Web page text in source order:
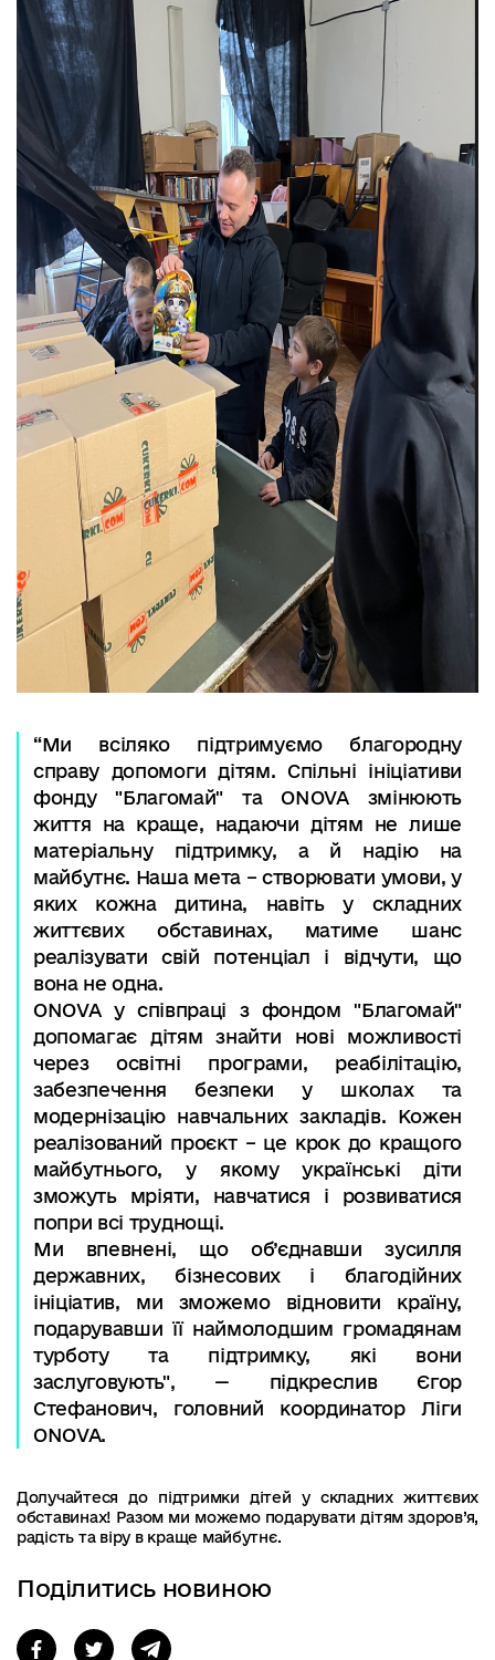
“Ми всіляко підтримуємо благородну
справу допомоги дітям. Спільні ініціативи
фонду "Благомай" та ONOVA змінюють
життя на краще, надаючи дітям не лише
матеріальну підтримку, а й надію на
майбутнє. Наша мета – створювати умови, у
яких кожна дитина, навіть у складних
життєвих обставинах, матиме шанс
реалізувати свій потенціал і відчути, що
вона не одна.
ONOVA у співпраці з фондом "Благомай"
допомагає дітям знайти нові можливості
через освітні програми, реабілітацію,
забезпечення безпеки у школах та
модернізацію навчальних закладів. Кожен
реалізований проєкт – це крок до кращого
майбутнього, у якому українські діти
зможуть мріяти, навчатися і розвиватися
попри всі труднощі.
Ми впевнені, що об’єднавши зусилля
державних, бізнесових і благодійних
ініціатив, ми зможемо відновити країну,
подарувавши її наймолодшим громадянам
турботу та підтримку, які вони
заслуговують", — підкреслив Єгор
Стефанович, головний координатор Ліги
ONOVA.
Долучайтеся до підтримки дітей у складних життєвих
обставинах! Разом ми можемо подарувати дітям здоров’я,
радість та віру в краще майбутнє.
Поділитись новиною